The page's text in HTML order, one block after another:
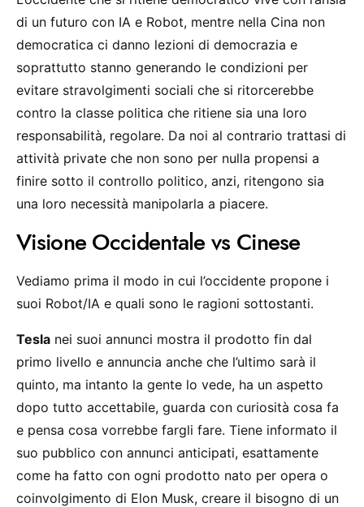
di un futuro con IA e Robot, mentre nella Cina non
democratica ci danno lezioni di democrazia e
soprattutto stanno generando le condizioni per
evitare stravolgimenti sociali che si ritorcerebbe
contro la classe politica che ritiene sia una loro
responsabilità, regolare. Da noi al contrario trattasi di
attività private che non sono per nulla propensi a
finire sotto il controllo politico, anzi, ritengono sia
una loro necessità manipolarla a piacere.
Visione Occidentale vs Cinese
Vediamo prima il modo in cui l’occidente propone i
suoi Robot/IA e quali sono le ragioni sottostanti.
Tesla nei suoi annunci mostra il prodotto fin dal
primo livello e annuncia anche che l’ultimo sarà il
quinto, ma intanto la gente lo vede, ha un aspetto
dopo tutto accettabile, guarda con curiosità cosa fa
e pensa cosa vorrebbe fargli fare. Tiene informato il
suo pubblico con annunci anticipati, esattamente
come ha fatto con ogni prodotto nato per opera o
coinvolgimento di Elon Musk, creare il bisogno di un